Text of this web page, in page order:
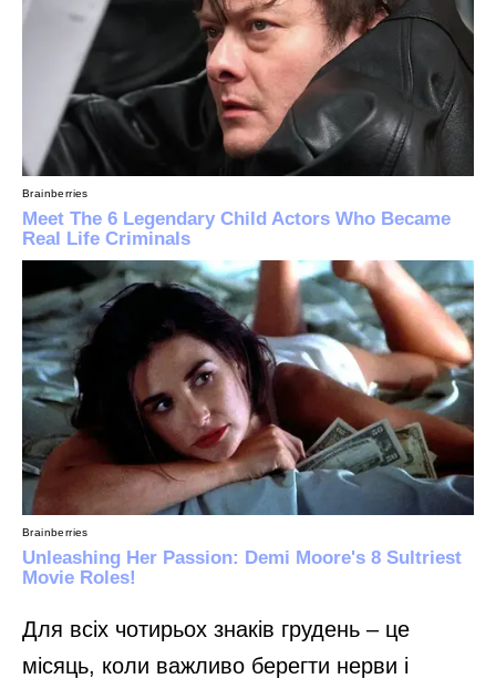
Для всіх чотирьох знаків грудень – це
місяць, коли важливо берегти нерви і